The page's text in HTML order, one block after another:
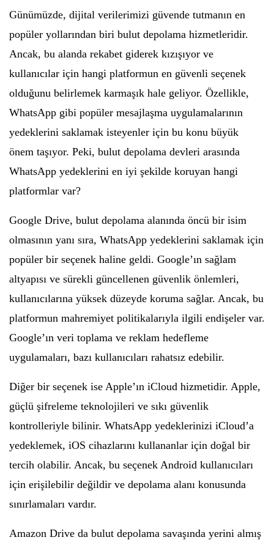
Günümüzde, dijital verilerimizi güvende tutmanın en
popüler yollarından biri bulut depolama hizmetleridir.
Ancak, bu alanda rekabet giderek kızışıyor ve
kullanıcılar için hangi platformun en güvenli seçenek
olduğunu belirlemek karmaşık hale geliyor. Özellikle,
WhatsApp gibi popüler mesajlaşma uygulamalarının
yedeklerini saklamak isteyenler için bu konu büyük
önem taşıyor. Peki, bulut depolama devleri arasında
WhatsApp yedeklerini en iyi şekilde koruyan hangi
platformlar var?
Google Drive, bulut depolama alanında öncü bir isim
olmasının yanı sıra, WhatsApp yedeklerini saklamak için
popüler bir seçenek haline geldi. Google’ın sağlam
altyapısı ve sürekli güncellenen güvenlik önlemleri,
kullanıcılarına yüksek düzeyde koruma sağlar. Ancak, bu
platformun mahremiyet politikalarıyla ilgili endişeler var.
Google’ın veri toplama ve reklam hedefleme
uygulamaları, bazı kullanıcıları rahatsız edebilir.
Diğer bir seçenek ise Apple’ın iCloud hizmetidir. Apple,
güçlü şifreleme teknolojileri ve sıkı güvenlik
kontrolleriyle bilinir. WhatsApp yedeklerinizi iCloud’a
yedeklemek, iOS cihazlarını kullananlar için doğal bir
tercih olabilir. Ancak, bu seçenek Android kullanıcıları
için erişilebilir değildir ve depolama alanı konusunda
sınırlamaları vardır.
Amazon Drive da bulut depolama savaşında yerini almış